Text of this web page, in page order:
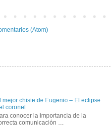
(Atom)
mejor chiste de Eugenio – El eclipse
coronel
conocer la importancia de la
comunicación …